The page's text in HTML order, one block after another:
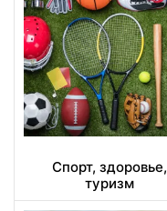
Спорт, здоровье,
туризм